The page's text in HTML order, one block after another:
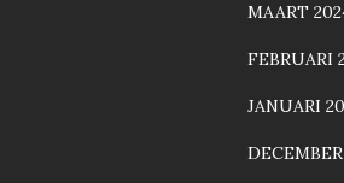
MAART
FEBRUARI
JANUARI